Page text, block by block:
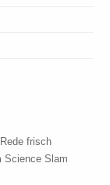
frisch
Science Slam